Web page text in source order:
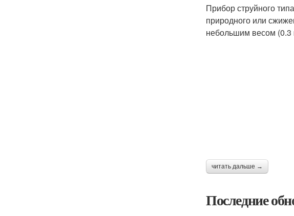
Прибор струйного
природного или
небольшим весом (0.3
читать дальше →
Последние